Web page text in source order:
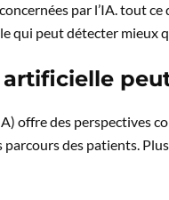
par l’IA. tout
qui peut détecter mieux
offre des perspectives
des patients.